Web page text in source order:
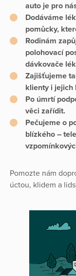
auto je pro
Dodáváme
pomůcky,
Rodinám
polohovací
dávkovače
Zajišťujeme
klienty i jejich
Po úmrtí
věci zařídit.
Pečujeme o
blízkého –
Pomozte nám
úctou, klidem a